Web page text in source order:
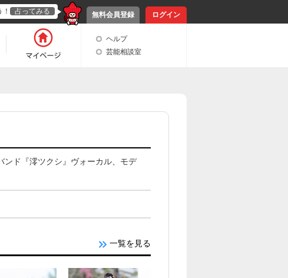
無料会員登録 ログイン
占ってみる
ヘルプ
芸能相談室
ド『澪ツクシ』ヴォーカル、モデ
一覧を見る